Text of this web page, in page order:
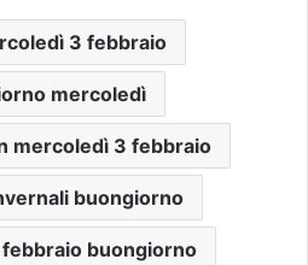
3 febbraio
mercoledì
mercoledì 3 febbraio
buongiorno
buongiorno